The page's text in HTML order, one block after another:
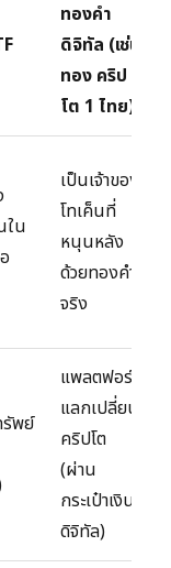
ทองคำ
ดิจิทัล (เช่น
ทอง คริป
โต 1 ไทย)
ใน
เป็นเจ้าของ
โทเค็นที่
หนุนหลัง
ด้วยทองคำ
จริง
พย์
แพลตฟอร์ม
แลกเปลี่ยน
คริปโต
(ผ่าน
กระเป๋าเงิน
ดิจิทัล)